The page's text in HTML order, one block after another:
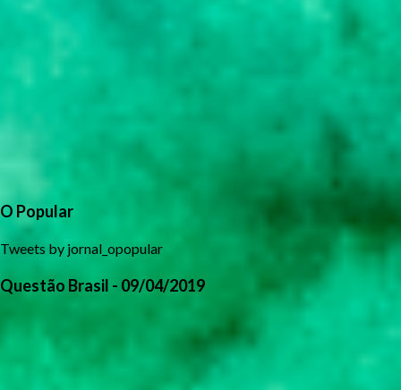
O Popular
Tweets by jornal_opopular
Questão Brasil - 09/04/2019